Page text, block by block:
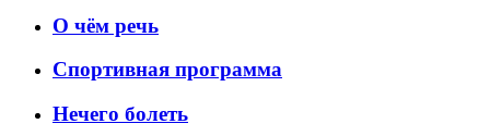
О чём речь
Спортивная программа
Нечего болеть